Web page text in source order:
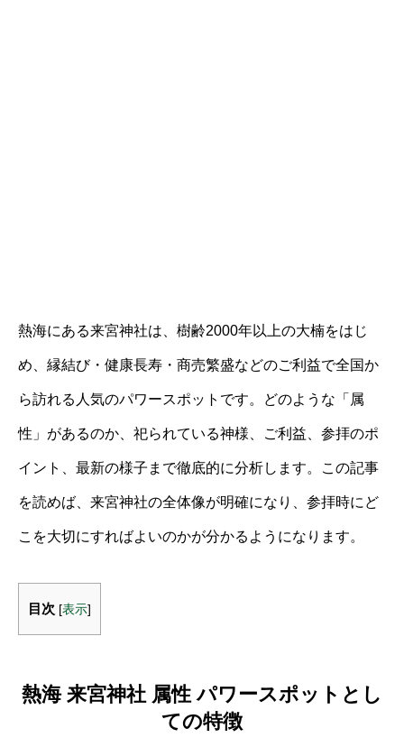
熱海にある来宮神社は、樹齢2000年以上の大楠をはじ
め、縁結び・健康長寿・商売繁盛などのご利益で全国か
ら訪れる人気のパワースポットです。どのような「属
性」があるのか、祀られている神様、ご利益、参拝のポ
イント、最新の様子まで徹底的に分析します。この記事
を読めば、来宮神社の全体像が明確になり、参拝時にど
こを大切にすればよいのかが分かるようになります。
目次 [表示]
熱海 来宮神社 属性 パワースポットとし
ての特徴